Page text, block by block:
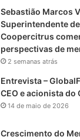
Sebastião Marcos
Superintendente
Coopercitrus
perspectivas de
2 semanas atrás
Entrevista –
CEO e acionista do
14 de maio de 2026
Crescimento do